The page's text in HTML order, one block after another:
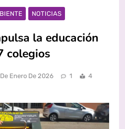
NOTICIAS
la educación
colegios
Enero De 2026 1
4